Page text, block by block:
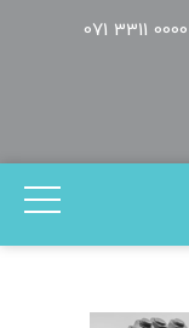
071 3311 0000